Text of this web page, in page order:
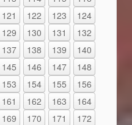
121 122 123
124
129 130 131
132
137 138 139
140
145 146 147
148
153 154 155
156
161 162 163
164
169 170 171
172